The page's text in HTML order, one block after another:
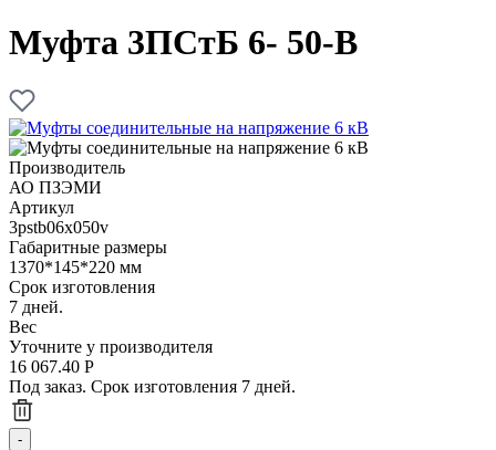
Муфта 3ПСтБ 6- 50-В
Производитель
АО ПЗЭМИ
Артикул
3pstb06x050v
Габаритные размеры
1370*145*220 мм
Срок изготовления
7 дней.
Вес
Уточните у производителя
16 067.40 Р
Под заказ. Срок изготовления 7 дней.